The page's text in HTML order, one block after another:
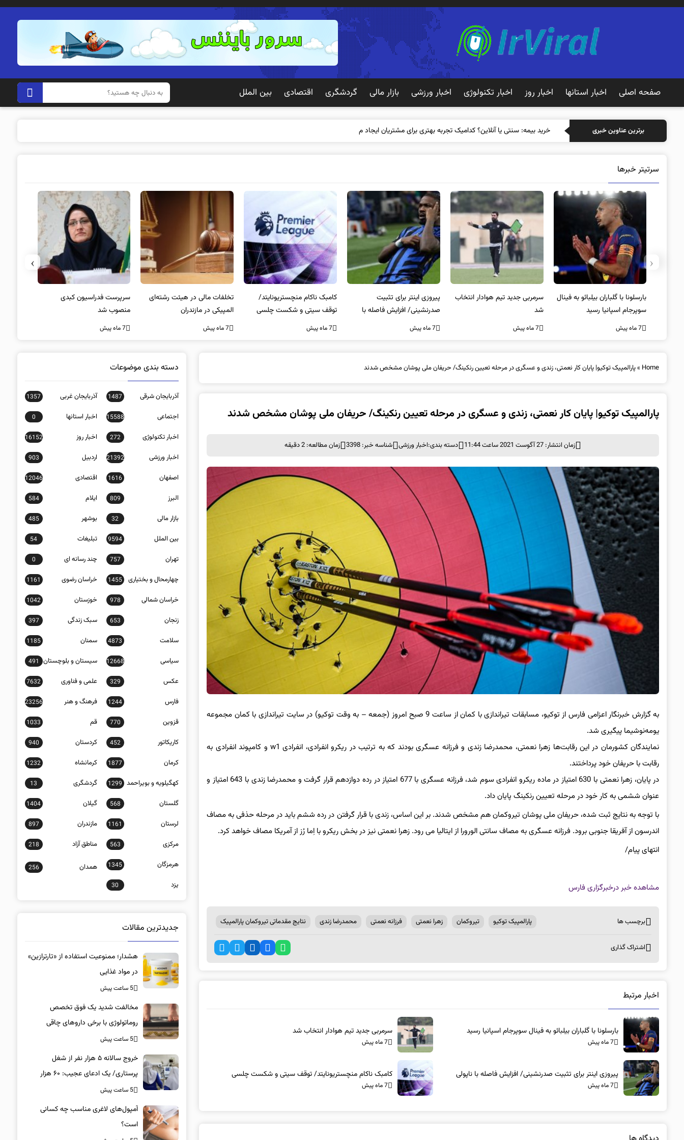
صفحه اصلی اخبار استانها اخبار روز اخبار تکنولوژی اخبار ورزشی بازار مالی گردشگری اقتصادی بین الملل
برترین عناوین خبری خرید بیمه: سنتی یا آنلاین؟ کدامیک تجربه بهتری برای مشتریان ایجاد می‌کند؟
سرتیتر خبرها
بارسلونا با گلباران بیلبائو به فینال
سوپرجام اسپانیا رسید
7 ماه پیش
سرمربی جدید تیم هوادار انتخاب
شد
7 ماه پیش
پیروزی اینتر برای تثبیت
صدرنشینی/ افزایش فاصله با
ناپولی
7 ماه پیش
کامبک ناکام منچستریونایتد/
توقف سیتی و شکست چلسی
7 ماه پیش
تخلفات مالی در هیئت رشته‌ای
المپیکی در مازندران
7 ماه پیش
سرپرست فدراسیون کبدی
منصوب شد
7 ماه پیش
‹
›
Home
»پارالمپیک توکیو| پایان کار نعمتی، زندی و عسگری در مرحله تعیین رنکینگ/ حریفان ملی پوشان مشخص شدند
پارالمپیک توکیو| پایان کار نعمتی، زندی و عسگری در مرحله تعیین رنکینگ/ حریفان ملی پوشان مشخص شدند
زمان انتشار: 27 آگوست 2021 ساعت 11:44 دسته بندی:اخبار ورزشی شناسه خبر: 3398 زمان مطالعه: 2 دقیقه
به گزارش خبرنگار اعزامی فارس از توکیو، مسابقات تیراندازی با کمان از ساعت 9 صبح امروز (جمعه – به وقت توکیو) در سایت تیراندازی با کمان مجموعه
یومه‌نوشیما پیگیری شد.
نمایندگان کشورمان در این رقابت‌ها زهرا نعمتی، محمدرضا زندی و فرزانه عسگری بودند که به ترتیب در ریکرو انفرادی، انفرادی w1 و کامپوند انفرادی به
رقابت با حریفان خود پرداختند.
در پایان، زهرا نعمتی با 630 امتیاز در ماده ریکرو انفرادی سوم شد، فرزانه عسگری با 677 امتیاز در رده دوازدهم قرار گرفت و محمدرضا زندی با 643 امتیاز و
عنوان ششمی به کار خود در مرحله تعیین رنکینگ پایان داد.
با توجه به نتایج ثبت شده، حریفان ملی پوشان تیروکمان هم مشخص شدند. بر این اساس، زندی با قرار گرفتن در رده ششم باید در مرحله حذفی به مصاف
اندرسون از آفریقا جنوبی برود. فرزانه عسگری به مصاف سانتی الورورا از ایتالیا می رود. زهرا نعمتی نیز در بخش ریکرو با اِما رُز از آمریکا مصاف خواهد کرد.
انتهای پیام/
مشاهده خبر درخبرگزاری فارس
برچسب ها پارالمپیک توکیو تیروکمان زهرا نعمتی فرزانه نعمتی محمدرضا زندی نتایج مقدماتی تیروکمان پارالمپیک
اشتراک گذاری
اخبار مرتبط
بارسلونا با گلباران بیلبائو به فینال سوپرجام اسپانیا رسید
7 ماه پیش
سرمربی جدید تیم هوادار انتخاب شد
7 ماه پیش
پیروزی اینتر برای تثبیت صدرنشینی/ افزایش فاصله با ناپولی
7 ماه پیش
کامبک ناکام منچستریونایتد/ توقف سیتی و شکست چلسی
7 ماه پیش
دسته بندی موضوعات
آذربایجان شرقی 1487 آذربایجان غربی 1357
اجتماعی 15588 اخبار استانها 0
اخبار تکنولوژی 272 اخبار روز 16152
اخبار ورزشی 21392 اردبیل 903
اصفهان 1616 اقتصادی 12046
البرز 809 ایلام 584
بازار مالی 32 بوشهر 485
بین الملل 9594 تبلیغات 54
تهران 757 چند رسانه ای 0
چهارمحال و بختیاری 1455 خراسان رضوی 1161
خراسان شمالی 978 خوزستان 1042
زنجان 653 سبک زندگی 397
سلامت 4873 سمنان 1185
سیاسی 12668 سیستان و بلوچستان 491
عکس 329 علمی و فناوری 7632
فارس 1244 فرهنگ و هنر 23256
قزوین 770 قم 1033
کاریکاتور 452 کردستان 940
کرمان 1877 کرمانشاه 1232
کهگیلویه و بویراحمد 1299 گردشگری 13
گلستان 568 گیلان 1404
لرستان 1161 مازندران 897
مرکزی 563 مناطق آزاد 218
هرمزگان 1345 همدان 256
یزد 30
جدیدترین مقالات
هشدار؛ ممنوعیت استفاده از «تارترازین»
در مواد غذایی
5 ساعت پیش
مخالفت شدید یک فوق تخصص
روماتولوژی با برخی داروهای چاقی
5 ساعت پیش
خروج سالانه ۵ هزار نفر از شغل
پرستاری/ یک ادعای عجیب: ۶۰ هزار
پرستار خانه‌نشین شدند؟
5 ساعت پیش
آمپول‌های لاغری مناسب چه کسانی
است؟